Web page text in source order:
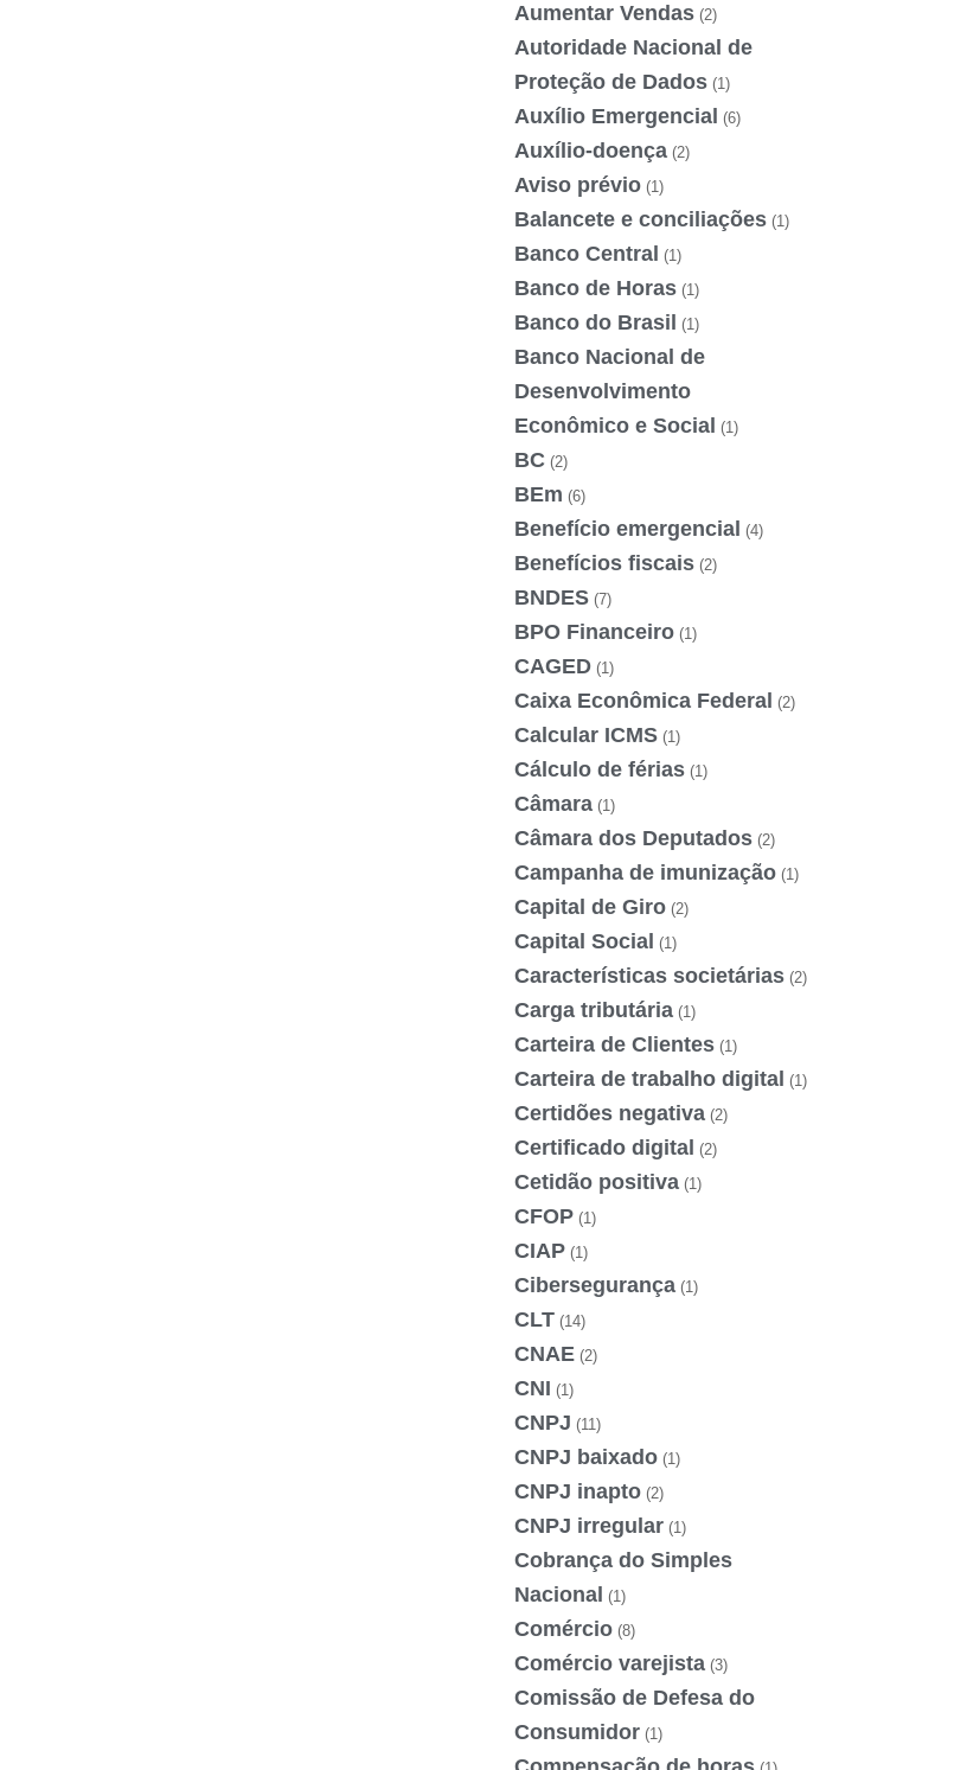
Aumentar Vendas (2)
Autoridade Nacional de
Proteção de Dados (1)
Auxílio Emergencial (6)
Auxílio-doença (2)
Aviso prévio (1)
Balancete e conciliações (1)
Banco Central (1)
Banco de Horas (1)
Banco do Brasil (1)
Banco Nacional de
Desenvolvimento
Econômico e Social (1)
BC (2)
BEm (6)
Benefício emergencial (4)
Benefícios fiscais (2)
BNDES (7)
BPO Financeiro (1)
CAGED (1)
Caixa Econômica Federal (2)
Calcular ICMS (1)
Cálculo de férias (1)
Câmara (1)
Câmara dos Deputados (2)
Campanha de imunização (1)
Capital de Giro (2)
Capital Social (1)
Características societárias (2)
Carga tributária (1)
Carteira de Clientes (1)
Carteira de trabalho digital (1)
Certidões negativa (2)
Certificado digital (2)
Cetidão positiva (1)
CFOP (1)
CIAP (1)
Cibersegurança (1)
CLT (14)
CNAE (2)
CNI (1)
CNPJ (11)
CNPJ baixado (1)
CNPJ inapto (2)
CNPJ irregular (1)
Cobrança do Simples
Nacional (1)
Comércio (8)
Comércio varejista (3)
Comissão de Defesa do
Consumidor (1)